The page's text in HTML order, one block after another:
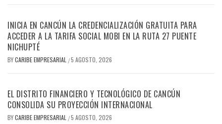
INICIA EN CANCÚN LA CREDENCIALIZACIÓN GRATUITA PARA
ACCEDER A LA TARIFA SOCIAL MOBI EN LA RUTA 27 PUENTE
NICHUPTÉ
BYCARIBE EMPRESARIAL /5 AGOSTO, 2026
EL DISTRITO FINANCIERO Y TECNOLÓGICO DE CANCÚN
CONSOLIDA SU PROYECCIÓN INTERNACIONAL
BYCARIBE EMPRESARIAL /5 AGOSTO, 2026